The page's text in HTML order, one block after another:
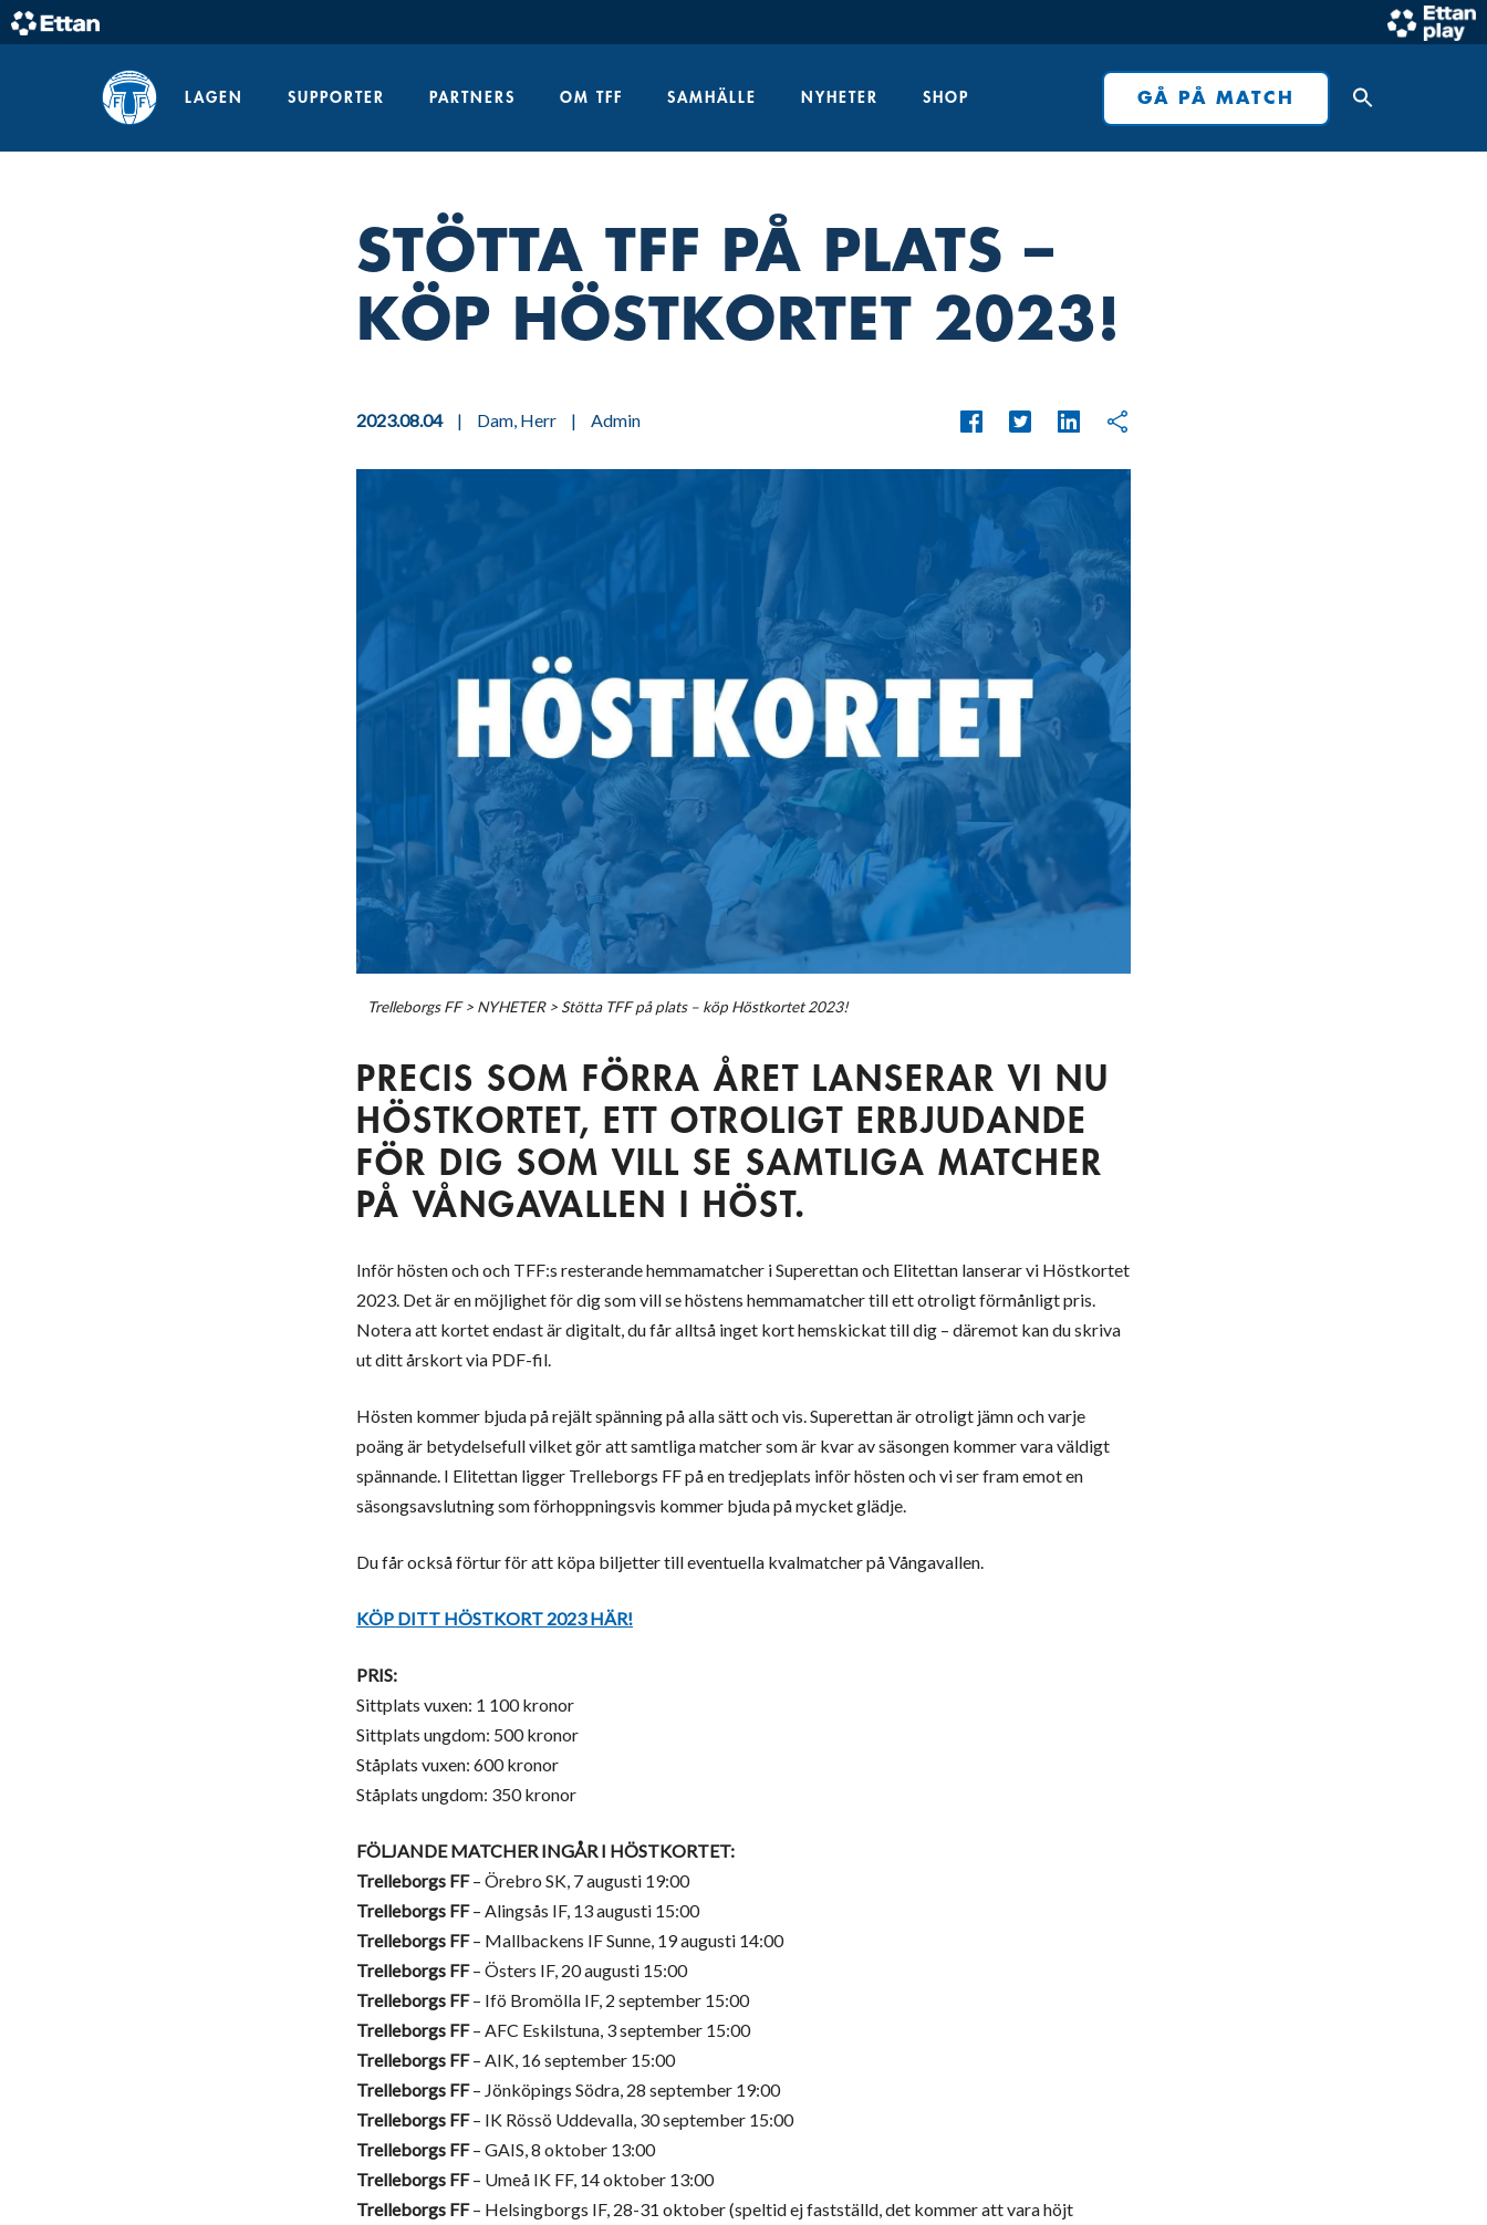
Home
LAGEN SUPPORTER PARTNERS OM TFF SAMHÄLLE NYHETER SHOP GÅ PÅ MATCH
STÖTTA TFF PÅ PLATS –
KÖP HÖSTKORTET 2023!
2023.08.04 | Dam, Herr | Admin
Trelleborgs FF> NYHETER> Stötta TFF på plats – köp Höstkortet 2023!
PRECIS SOM FÖRRA ÅRET LANSERAR VI NU
HÖSTKORTET, ETT OTROLIGT ERBJUDANDE
FÖR DIG SOM VILL SE SAMTLIGA MATCHER
PÅ VÅNGAVALLEN I HÖST.
Inför hösten och och TFF:s resterande hemmamatcher i Superettan och Elitettan lanserar vi Höstkortet
2023. Det är en möjlighet för dig som vill se höstens hemmamatcher till ett otroligt förmånligt pris.
Notera att kortet endast är digitalt, du får alltså inget kort hemskickat till dig – däremot kan du skriva
ut ditt årskort via PDF-fil.
Hösten kommer bjuda på rejält spänning på alla sätt och vis. Superettan är otroligt jämn och varje
poäng är betydelsefull vilket gör att samtliga matcher som är kvar av säsongen kommer vara väldigt
spännande. I Elitettan ligger Trelleborgs FF på en tredjeplats inför hösten och vi ser fram emot en
säsongsavslutning som förhoppningsvis kommer bjuda på mycket glädje.
Du får också förtur för att köpa biljetter till eventuella kvalmatcher på Vångavallen.
KÖP DITT HÖSTKORT 2023 HÄR!
PRIS:
Sittplats vuxen: 1 100 kronor
Sittplats ungdom: 500 kronor
Ståplats vuxen: 600 kronor
Ståplats ungdom: 350 kronor
FÖLJANDE MATCHER INGÅR I HÖSTKORTET:
Trelleborgs FF– Örebro SK, 7 augusti 19:00
Trelleborgs FF– Alingsås IF, 13 augusti 15:00
Trelleborgs FF– Mallbackens IF Sunne, 19 augusti 14:00
Trelleborgs FF– Östers IF, 20 augusti 15:00
Trelleborgs FF– Ifö Bromölla IF, 2 september 15:00
Trelleborgs FF– AFC Eskilstuna, 3 september 15:00
Trelleborgs FF– AIK, 16 september 15:00
Trelleborgs FF– Jönköpings Södra, 28 september 19:00
Trelleborgs FF– IK Rössö Uddevalla, 30 september 15:00
Trelleborgs FF– GAIS, 8 oktober 13:00
Trelleborgs FF– Umeå IK FF, 14 oktober 13:00
Trelleborgs FF– Helsingborgs IF, 28-31 oktober (speltid ej fastställd, det kommer att vara höjt